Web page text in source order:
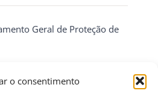
o consentimento
Geral de Proteção de
(Diretiva ePrivacidade)